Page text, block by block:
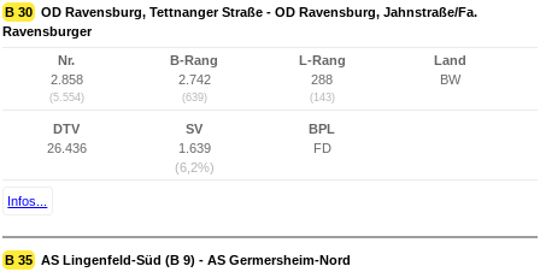
B 30 OD Ravensburg, Tettnanger Straße - OD Ravensburg, Jahnstraße/Fa.
Ravensburger
Nr.
2.858
(5.554)
B-Rang
2.742
(639)
L-Rang
288
(143)
Land
BW
DTV
26.436
SV
1.639
(6,2%)
BPL
FD
Infos...
B 35 AS Lingenfeld-Süd (B 9) - AS Germersheim-Nord